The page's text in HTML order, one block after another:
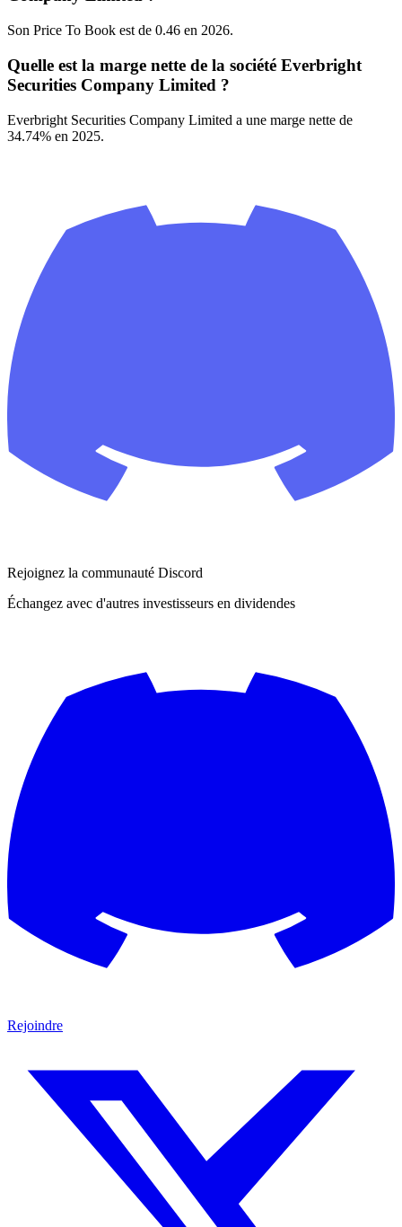
Son Price To Book est de 0.46 en 2026.
Quelle est la marge nette de la société Everbright
Securities Company Limited ?
Everbright Securities Company Limited a une marge nette de
34.74% en 2025.
Rejoignez la communauté Discord
Échangez avec d'autres investisseurs en dividendes
Rejoindre